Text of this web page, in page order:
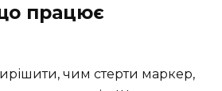
працює
чим стерти маркер,